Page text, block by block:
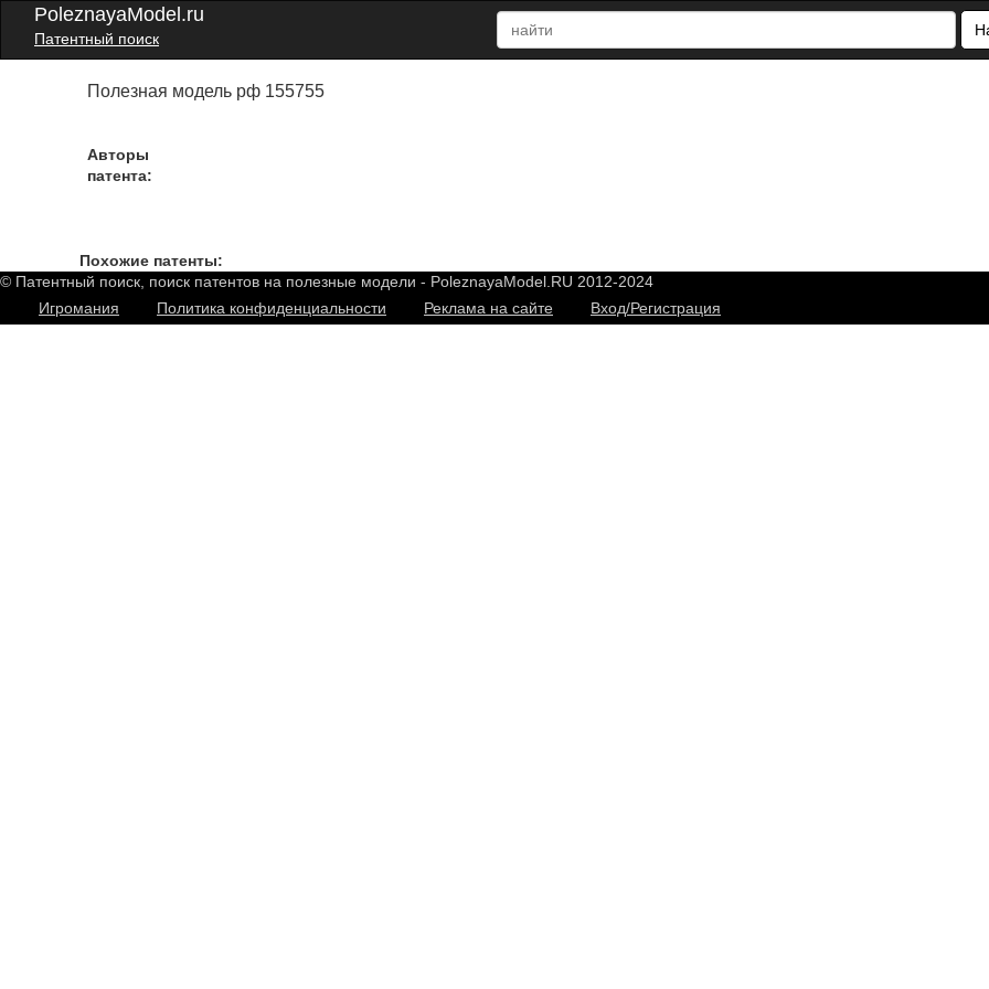
PoleznayaModel.ru
Патентный поиск
Полезная модель рф 155755
Авторы
патента:
Похожие патенты:
© Патентный поиск, поиск патентов на полезные модели - PoleznayaModel.RU 2012-2024
Игромания
Политика конфиденциальности Реклама на сайте Вход/Регистрация